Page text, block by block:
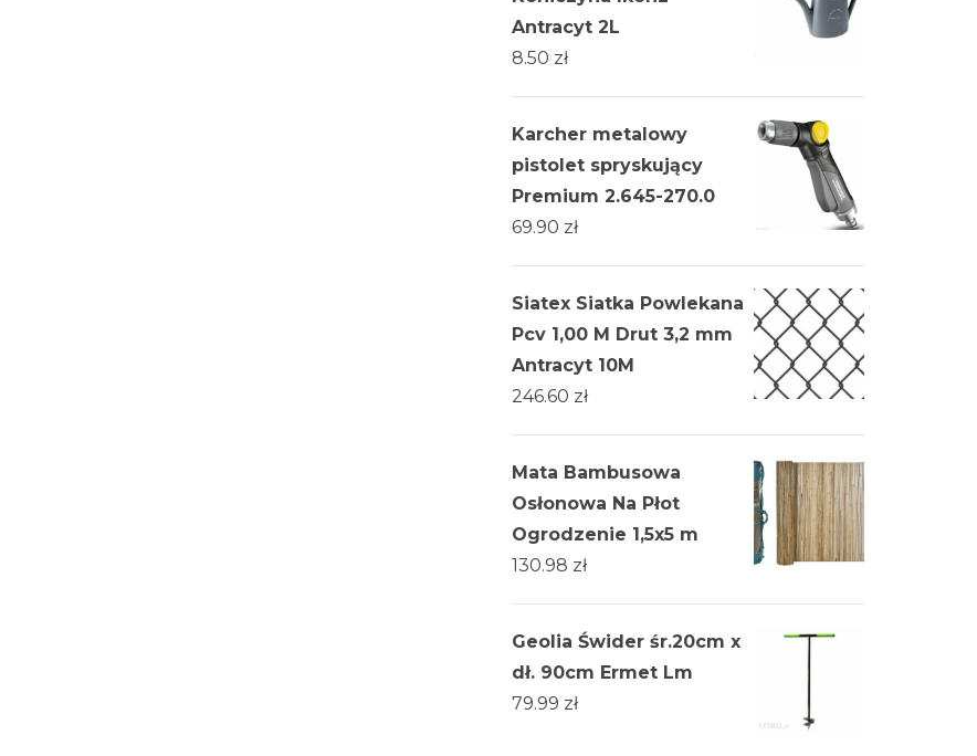
Antracyt 2L
8.50 zł
Karcher metalowy
pistolet spryskujący
Premium 2.645-270.0
69.90 zł
Siatex Siatka Powlekana
Pcv 1,00 M Drut 3,2 mm
Antracyt 10M
246.60 zł
Mata Bambusowa
Osłonowa Na Płot
Ogrodzenie 1,5x5 m
130.98 zł
Geolia Świder śr.20cm x
dł. 90cm Ermet Lm
79.99 zł